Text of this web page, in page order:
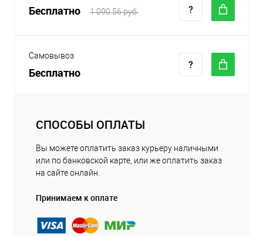
Бесплатно 1 090.56 руб.
Самовывоз
Бесплатно
СПОСОБЫ ОПЛАТЫ
Вы можете оплатить заказ курьеру наличными
или по банковской карте, или же оплатить заказ
на сайте онлайн.
Принимаем к оплате